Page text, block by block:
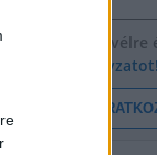
a hírlevélre
szabályzatot!